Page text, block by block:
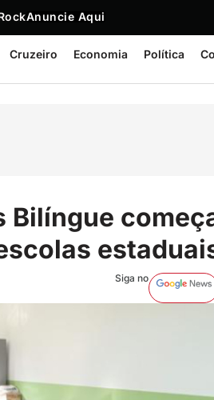
Anuncie Aqui
Cruzeiro Economia Política
Bilíngue
Siga no